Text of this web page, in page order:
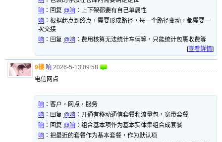
响 ： 回复 @响 ：上下架都要有自己单属性
响 ： 根据起点到终点，需要形成路径，每一个路径变动，都需要一
次交接
响 ： 回复 @响 ：费用核算无法统计车俩等，只能统计包裹收费等
[查看詳情]
9樓 响 2026-5-13 09:58
电信网点
响 ： 客户，网点，服务
响 ： 回复 @响 ：开通有移动通信套餐和流量包，宽带套餐
响 ： 回复 @响 ：组合基本项作为基本实体集组合成套餐
响 ： 把最近的套餐作为基本套餐，作为默认项